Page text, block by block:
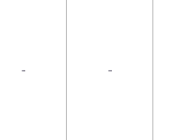
- -